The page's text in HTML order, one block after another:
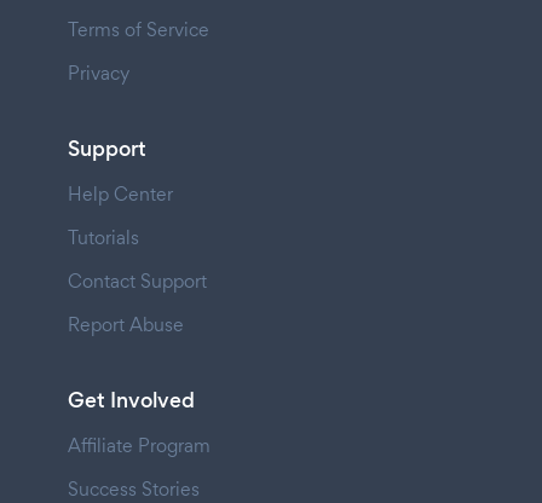
Terms of Service
Privacy
Support
Help Center
Tutorials
Contact Support
Report Abuse
Get Involved
Affiliate Program
Success Stories